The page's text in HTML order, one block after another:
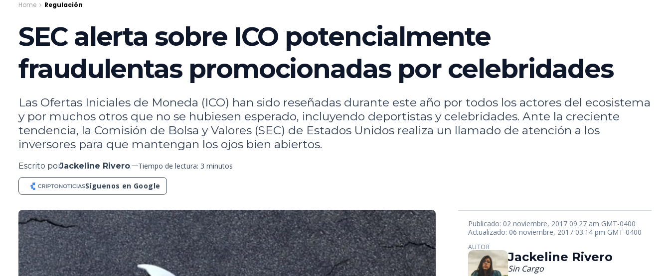
Home Regulación
SEC alerta sobre ICO potencialmente
fraudulentas promocionadas por celebridades
Las Ofertas Iniciales de Moneda (ICO) han sido reseñadas durante este año por todos los actores del ecosistema
y por muchos otros que no se hubiesen esperado, incluyendo deportistas y celebridades. Ante la creciente
tendencia, la Comisión de Bolsa y Valores (SEC) de Estados Unidos realiza un llamado de atención a los
inversores para que mantengan los ojos bien abiertos.
Escrito porJackeline Rivero. Tiempo de lectura: 3 minutos
Síguenos en Google
Publicado: 02 noviembre, 2017 09:27 am GMT-0400
Actualizado: 06 noviembre, 2017 03:14 pm GMT-0400
AUTOR
Jackeline Rivero
Sin Cargo